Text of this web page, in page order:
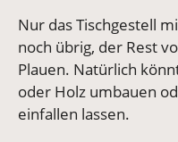
Nur das Tischgestell
noch übrig, der Rest
Plauen. Natürlich
oder Holz umbauen
einfallen lassen.